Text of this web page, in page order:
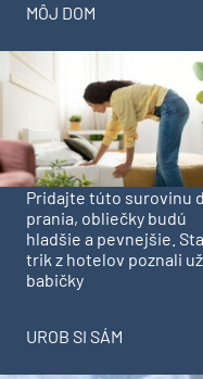
MÔJ DOM
Pridajte túto surovinu
prania, obliečky budú
hladšie a pevnejšie.
trik z hotelov poznali
babičky
UROB SI SÁM